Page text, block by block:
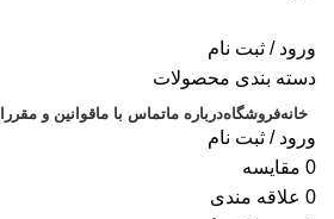
ورود / ثبت نام
دسته بندی محصولات
خانهفروشگاهدرباره ماتماس با ماقوانین و
ورود / ثبت نام
0 مقايسه
0 علاقه مندی